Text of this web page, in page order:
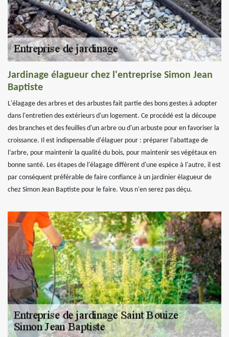
Jardinage élagueur chez l'entreprise Simon Jean
Baptiste
L'élagage des arbres et des arbustes fait partie des bons gestes à adopter
dans l'entretien des extérieurs d'un logement. Ce procédé est la découpe
des branches et des feuilles d'un arbre ou d'un arbuste pour en favoriser la
croissance. Il est indispensable d'élaguer pour : préparer l’abattage de
l’arbre, pour maintenir la qualité du bois, pour maintenir ses végétaux en
bonne santé. Les étapes de l'élagage diffèrent d'une espèce à l'autre, il est
par conséquent préférable de faire confiance à un jardinier élagueur de
chez Simon Jean Baptiste pour le faire. Vous n'en serez pas déçu.